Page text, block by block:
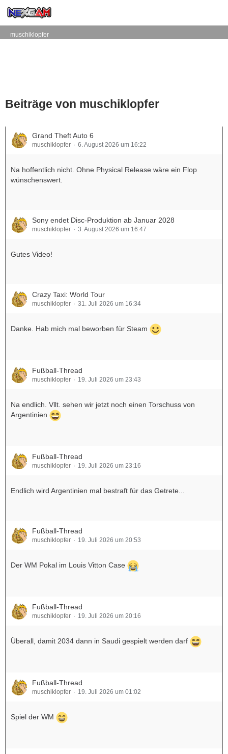
muschiklopfer
Beiträge von muschiklopfer
Grand Theft Auto 6
muschiklopfer 6. August 2026 um 16:22
Na hoffentlich nicht. Ohne Physical Release wäre ein Flop
wünschenswert.
Sony endet Disc-Produktion ab Januar 2028
muschiklopfer 3. August 2026 um 16:47
Gutes Video!
Crazy Taxi: World Tour
muschiklopfer 31. Juli 2026 um 16:34
Danke. Hab mich mal beworben für Steam
Fußball-Thread
muschiklopfer 19. Juli 2026 um 23:43
Na endlich. Vllt. sehen wir jetzt noch einen Torschuss von
Argentinien
Fußball-Thread
muschiklopfer 19. Juli 2026 um 23:16
Endlich wird Argentinien mal bestraft für das Getrete...
Fußball-Thread
muschiklopfer 19. Juli 2026 um 20:53
Der WM Pokal im Louis Vitton Case
Fußball-Thread
muschiklopfer 19. Juli 2026 um 20:16
Überall, damit 2034 dann in Saudi gespielt werden darf
Fußball-Thread
muschiklopfer 19. Juli 2026 um 01:02
Spiel der WM